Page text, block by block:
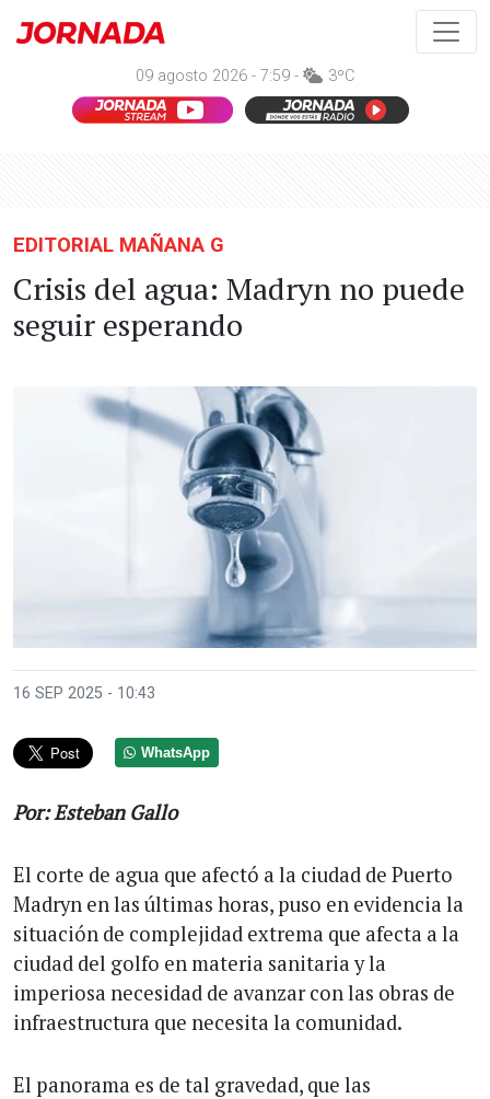
09 agosto 2026 - 7:59 - 3ºC
EDITORIAL MAÑANA G
Crisis del agua: Madryn no puede
seguir esperando
16 SEP 2025 - 10:43
WhatsApp
Por: Esteban Gallo
El corte de agua que afectó a la ciudad de Puerto
Madryn en las últimas horas, puso en evidencia la
situación de complejidad extrema que afecta a la
ciudad del golfo en materia sanitaria y la
imperiosa necesidad de avanzar con las obras de
infraestructura que necesita la comunidad.
El panorama es de tal gravedad, que las